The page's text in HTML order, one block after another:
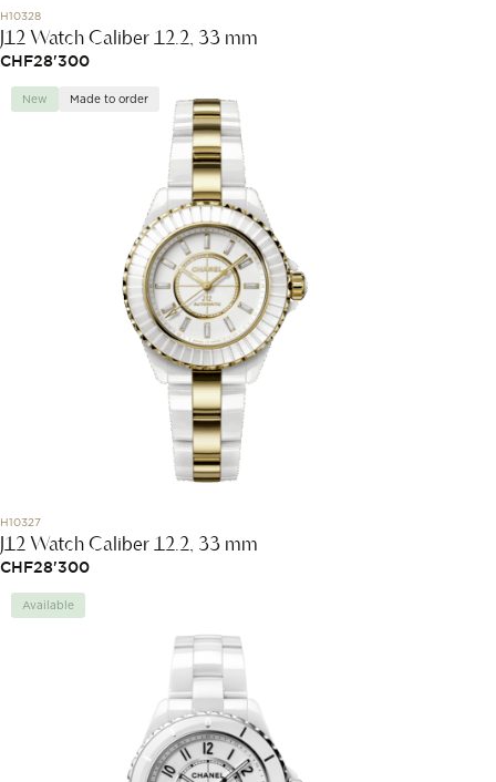
H10328
J12 Watch Caliber 12.2, 33 mm
CHF28'300
New Made to order
H10327
J12 Watch Caliber 12.2, 33 mm
CHF28'300
Available